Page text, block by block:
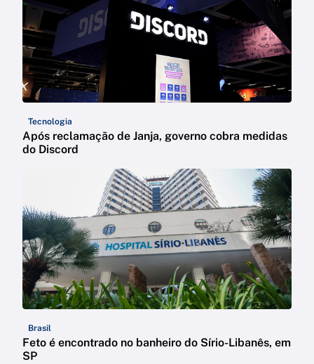
Tecnologia
Após reclamação de Janja, governo cobra medidas
do Discord
Brasil
Feto é encontrado no banheiro do Sírio-Libanês, em
SP